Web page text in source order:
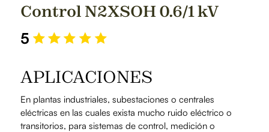
Control N2XSOH 0.6/1 kV
5
APLICACIONES
En plantas industriales, subestaciones o centrales
eléctricas en las cuales exista mucho ruido eléctrico o
transitorios, para sistemas de control, medición o